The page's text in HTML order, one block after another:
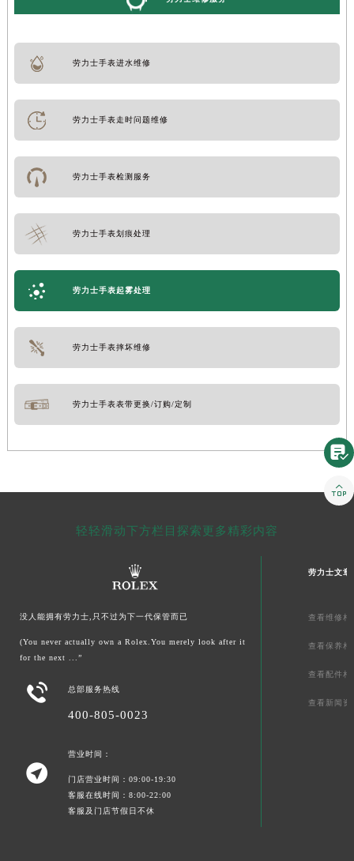
劳力士手表进水维修
劳力士手表走时问题维修
劳力士手表检测服务
劳力士手表划痕处理
劳力士手表起雾处理
劳力士手表摔坏维修
劳力士手表表带更换/订购/定制
轻轻滑动下方栏目探索更多精彩内容
没人能拥有劳力士,只不过为下一代保管而已
(You never actually own a Rolex.You merely look after it
for the next ...”
 总部服务热线
400-805-0023

营业时间：
门店营业时间：09:00-19:30
客服在线时间：8:00-22:00
客服及门店节假日不休
劳力士文章
查看维修相
查看保养相
查看配件相
查看新闻资

